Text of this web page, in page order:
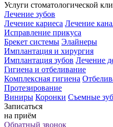
Услуги стоматологической
Лечение зубов
Лечение кариеса Лечение
Исправление прикуса
Брекет системы Элайнеры
Имплантация и хирургия
Имплантация зубов Лечение
Гигиена и отбеливание
Комплексная гигиена
Протезирование
Виниры Коронки Съемные
Записаться
на приём
Обратный звонок